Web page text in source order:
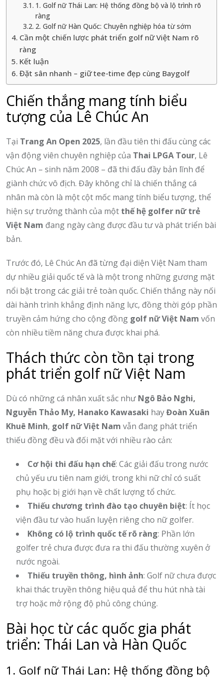
1. Golf nữ Thái Lan: Hệ thống đồng bộ và lộ trình rõ
ràng
2. Golf nữ Hàn Quốc: Chuyên nghiệp hóa từ sớm
Cần một chiến lược phát triển golf nữ Việt Nam rõ
ràng
Kết luận
Đặt sân nhanh – giữ tee-time đẹp cùng Baygolf
Chiến thắng mang tính biểu
tượng của Lê Chúc An
Tại Trang An Open 2025, lần đầu tiên thi đấu cùng các
vận động viên chuyên nghiệp của Thai LPGA Tour, Lê
Chúc An – sinh năm 2008 – đã thi đấu đầy bản lĩnh để
giành chức vô địch. Đây không chỉ là chiến thắng cá
nhân mà còn là một cột mốc mang tính biểu tượng, thể
hiện sự trưởng thành của một thế hệ golfer nữ trẻ
Việt Nam đang ngày càng được đầu tư và phát triển bài
bản.
Trước đó, Lê Chúc An đã từng đại diện Việt Nam tham
dự nhiều giải quốc tế và là một trong những gương mặt
nổi bật trong các giải trẻ toàn quốc. Chiến thắng này nối
dài hành trình khẳng định năng lực, đồng thời góp phần
truyền cảm hứng cho cộng đồng golf nữ Việt Nam vốn
còn nhiều tiềm năng chưa được khai phá.
Thách thức còn tồn tại trong
phát triển golf nữ Việt Nam
Dù có những cá nhân xuất sắc như Ngô Bảo Nghi,
Nguyễn Thảo My, Hanako Kawasaki hayĐoàn Xuân
Khuê Minh, golf nữ Việt Nam vẫn đang phát triển
thiếu đồng đều và đối mặt với nhiều rào cản:
Cơ hội thi đấu hạn chế: Các giải đấu trong nước
chủ yếu ưu tiên nam giới, trong khi nữ chỉ có suất
phụ hoặc bị giới hạn về chất lượng tổ chức.
Thiếu chương trình đào tạo chuyên biệt: Ít học
viện đầu tư vào huấn luyện riêng cho nữ golfer.
Không có lộ trình quốc tế rõ ràng: Phần lớn
golfer trẻ chưa được đưa ra thi đấu thường xuyên ở
nước ngoài.
Thiếu truyền thông, hình ảnh: Golf nữ chưa được
khai thác truyền thông hiệu quả để thu hút nhà tài
trợ hoặc mở rộng độ phủ công chúng.
Bài học từ các quốc gia phát
triển: Thái Lan và Hàn Quốc
1. Golf nữ Thái Lan: Hệ thống đồng bộ